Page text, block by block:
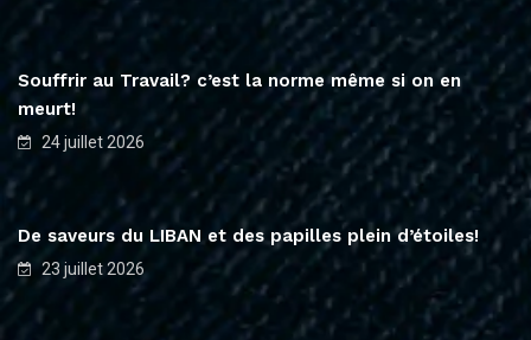
Souffrir au Travail? c’est la norme même si on en
meurt!
24 juillet 2026
De saveurs du LIBAN et des papilles plein d’étoiles!
23 juillet 2026